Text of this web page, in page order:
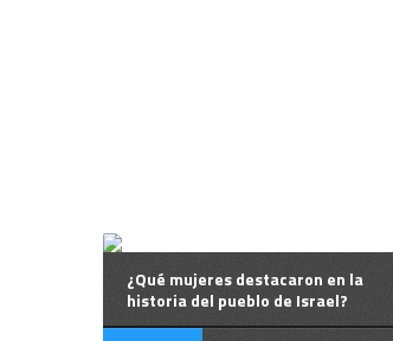
¿Qué mujeres destacaron en la
historia del pueblo de Israel?